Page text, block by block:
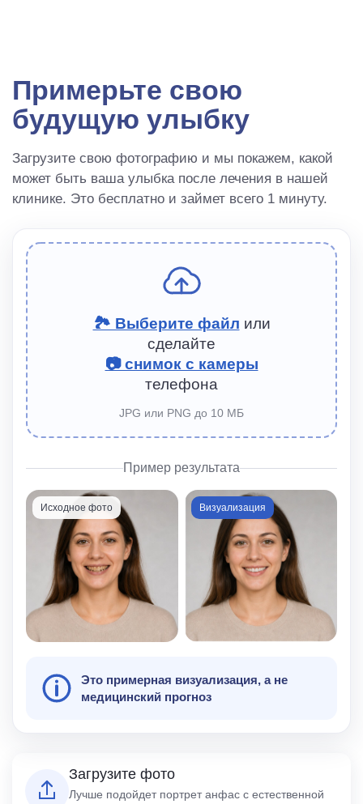
Примерьте свою
будущую улыбку
Загрузите свою фотографию и мы покажем, какой
может быть ваша улыбка после лечения в нашей
клинике. Это бесплатно и займет всего 1 минуту.
🏞 Выберите файл или
сделайте
📷 снимок с камеры
телефона
JPG или PNG до 10 МБ
Пример результата
Исходное фото Визуализация
Это примерная визуализация, а не
медицинский прогноз
Загрузите фото
Лучше подойдет портрет анфас с естественной